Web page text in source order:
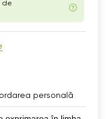
de
personală